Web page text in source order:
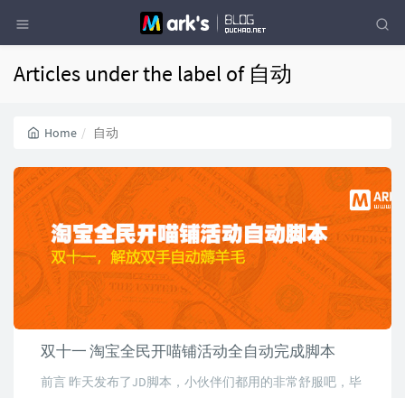
Articles under the label of 自动
Home 自动
双十一 淘宝全民开喵铺活动全自动完成脚本
前言 昨天发布了JD脚本，小伙伴们都用的非常舒服吧，毕